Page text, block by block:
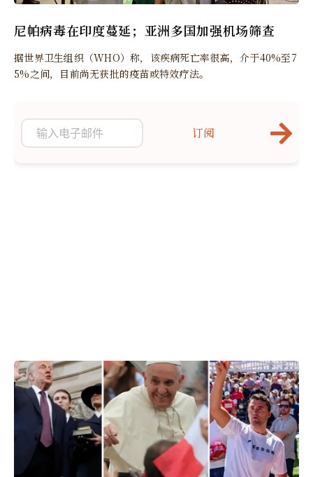
尼帕病毒在印度蔓延；亚洲多国加强机场筛查
据世界卫生组织（WHO）称，该疾病死亡率很高，介于40%至7
5%之间，目前尚无获批的疫苗或特效疗法。
订阅